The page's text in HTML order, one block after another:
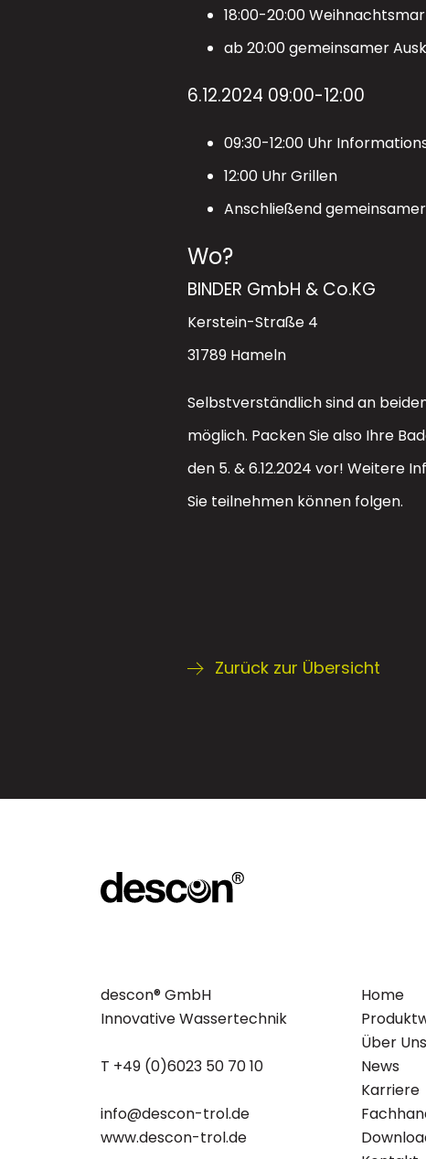
18:00-20:00
ab 20:00 gemeinsamer
6.12.2024 09:00-12:00
09:30-12:00 Uhr
12:00 Uhr Grillen
Anschließend
Wo?
BINDER GmbH & Co.KG
Kerstein-Straße 4
31789 Hameln
Selbstverständlich sind an
möglich. Packen Sie also Ihre
den 5. & 6.12.2024 vor! Weitere
Sie teilnehmen können folgen.
Zurück zur Übersicht
descon® GmbH
Innovative Wassertechnik
T +49 (0)6023 50 70 10
info@descon-trol.de
www.descon-trol.de
Home
Über Uns
News
Karriere